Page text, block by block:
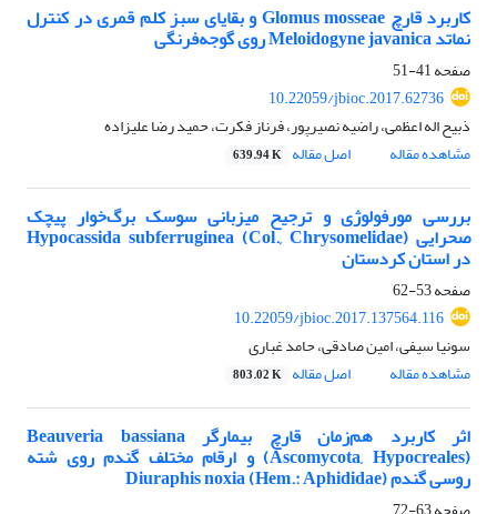
کاربرد قارچ Glomus mosseae و بقایای سبز کلم قمری در کنترل
نماتد Meloidogyne javanica روی گوجه‌فرنگی
صفحه41-51
10.22059/jbioc.2017.62736
ذبیح اله اعظمی، راضیه نصیرپور، فرناز فکرت، حمید رضا علیزاده
مشاهده مقاله
اصل مقاله 639.94 K
بررسی مورفولوژی و ترجیح میزبانی سوسک برگ‌خوار پیچک
صحرایی Hypocassida subferruginea (Col., Chrysomelidae)
در استان کردستان
صفحه53-62
10.22059/jbioc.2017.137564.116
سونیا سیفی، امین صادقی، حامد غباری
مشاهده مقاله
اصل مقاله 803.02 K
اثر کاربرد هم‌زمان قارچ بیمارگر Beauveria bassiana
(Ascomycota, Hypocreales) و ارقام مختلف گندم روی شته
روسی گندم Diuraphis noxia (Hem.: Aphididae)